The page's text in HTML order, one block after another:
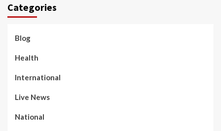
Categories
Blog
Health
International
Live News
National